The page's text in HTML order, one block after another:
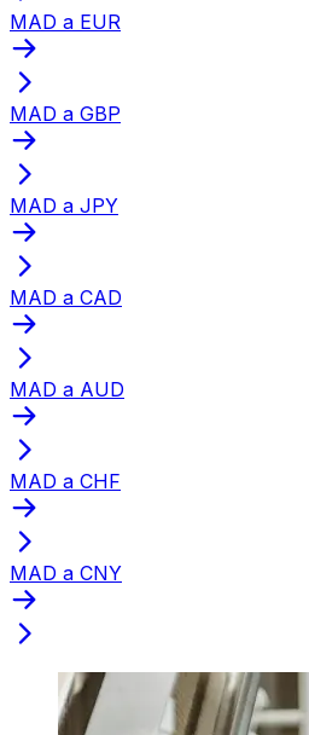
MAD a EUR
MAD a GBP
MAD a JPY
MAD a CAD
MAD a AUD
MAD a CHF
MAD a CNY